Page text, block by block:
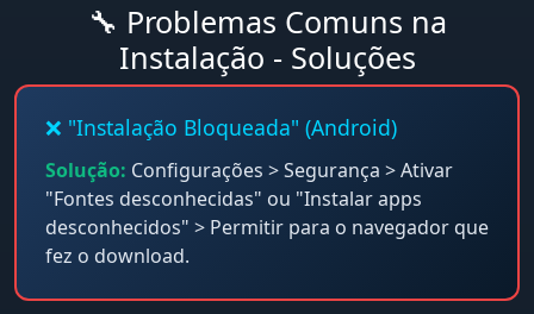
🔧 Problemas Comuns na
Instalação - Soluções
❌ "Instalação Bloqueada" (Android)
Solução: Configurações > Segurança > Ativar
"Fontes desconhecidas" ou "Instalar apps
desconhecidos" > Permitir para o navegador que
fez o download.